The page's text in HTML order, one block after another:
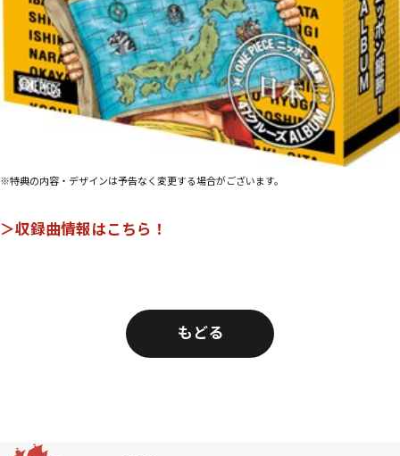
※特典の内容・デザインは予告なく変更する場合がございます。
＞収録曲情報はこちら！
もどる